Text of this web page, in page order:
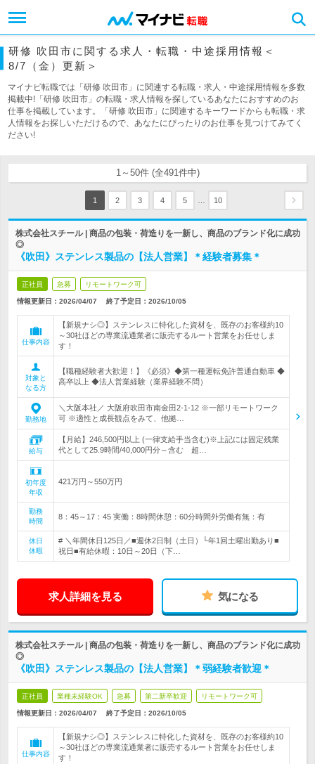
研修 吹田市に関する求人・転職・中途採用情報＜
8/7（金）更新＞
マイナビ転職では「研修 吹田市」に関連する転職・求人・中途採用情報を多数
掲載中!「研修 吹田市」の転職・求人情報を探しているあなたにおすすめのお
仕事を掲載しています。「研修 吹田市」に関連するキーワードからも転職・求
人情報をお探しいただけるので、あなたにぴったりのお仕事を見つけてみてく
ださい!
1～50件 (全491件中)
1 2 3 4 5 10
株式会社スチール | 商品の包装・荷造りを一新し、商品のブランド化に成功
◎
《吹田》ステンレス製品の【法人営業】＊経験者募集＊
正社員 急募 リモートワーク可
情報更新日：2026/04/07 終了予定日： 2026/10/05
仕事内容
【新規ナシ◎】ステンレスに特化した資材を、既存のお客様約10
～30社ほどの専業流通業者に販売するルート営業をお任せしま
す！
対象と
なる方
【職種経験者大歓迎！】《必須》◆第一種運転免許普通自動車 ◆
高卒以上 ◆法人営業経験（業界経験不問）
勤務地
＼大阪本社／ 大阪府吹田市南金田2-1-12 ※一部リモートワーク
可 ※適性と成長観点をみて、他拠…
給与
【月給】246,500円以上 (一律支給手当含む)※上記には固定残業
代として25.9時間/40,000円分～含む 超…
初年度
年収
421万円～550万円
勤務
時間
8：45～17：45 実働：8時間休憩：60分時間外労働有無：有
休日
休暇
# ＼年間休日125日／■週休2日制（土日）└年1回土曜出勤あり■
祝日■有給休暇：10日～20日（下…
求人詳細を見る 気になる
株式会社スチール | 商品の包装・荷造りを一新し、商品のブランド化に成功
◎
《吹田》ステンレス製品の【法人営業】＊弱経験者歓迎＊
正社員 業種未経験OK 急募 第二新卒歓迎 リモートワーク可
情報更新日：2026/04/07 終了予定日： 2026/10/05
仕事内容
【新規ナシ◎】ステンレスに特化した資材を、既存のお客様約10
～30社ほどの専業流通業者に販売するルート営業をお任せしま
す！